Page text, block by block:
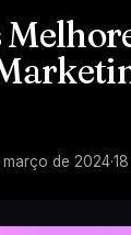
março de 2024·18